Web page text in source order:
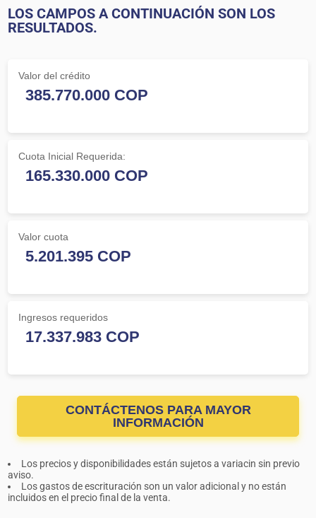
LOS CAMPOS A CONTINUACIÓN SON LOS
RESULTADOS.
Valor del crédito
Cuota Inicial Requerida:
Valor cuota
Ingresos requeridos
CONTÁCTENOS PARA MAYOR
INFORMACIÓN
Los precios y disponibilidades están sujetos a variacin sin previo
aviso.
Los gastos de escrituración son un valor adicional y no están
incluidos en el precio final de la venta.